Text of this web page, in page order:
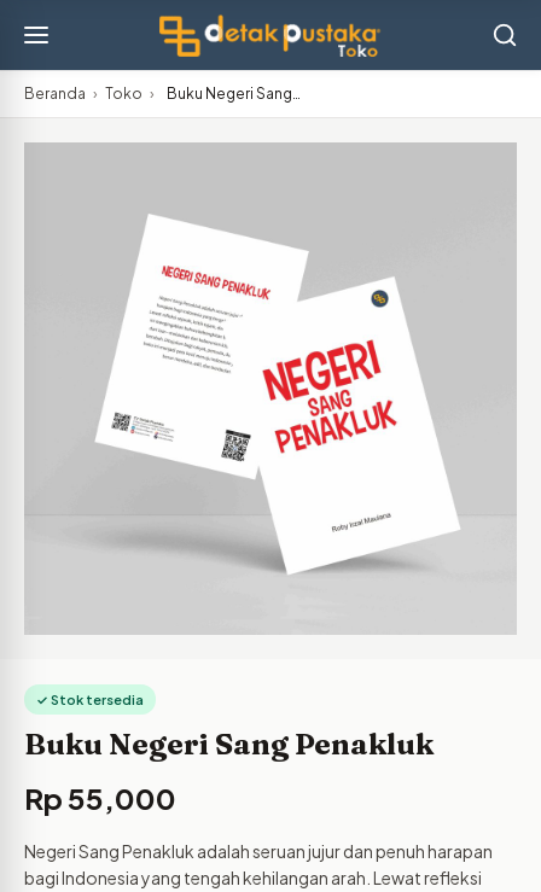
Beranda › Toko › Buku Negeri Sang…
✓ Stok tersedia
Buku Negeri Sang Penakluk
Rp 55,000
Negeri Sang Penakluk adalah seruan jujur dan penuh harapan
bagi Indonesia yang tengah kehilangan arah. Lewat refleksi